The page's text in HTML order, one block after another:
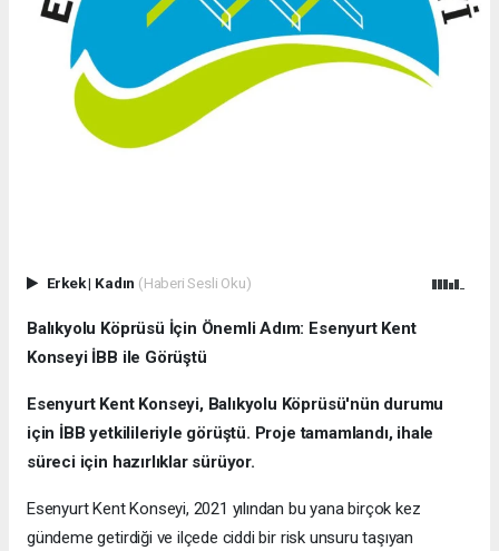
Erkek| Kadın (Haberi Sesli Oku)
Balıkyolu Köprüsü İçin Önemli Adım: Esenyurt Kent
Konseyi İBB ile Görüştü
Esenyurt Kent Konseyi, Balıkyolu Köprüsü'nün durumu
için İBB yetkilileriyle görüştü. Proje tamamlandı, ihale
süreci için hazırlıklar sürüyor.
Esenyurt Kent Konseyi, 2021 yılından bu yana birçok kez
gündeme getirdiği ve ilçede ciddi bir risk unsuru taşıyan